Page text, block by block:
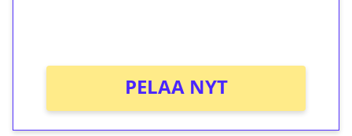
PELAA NYT